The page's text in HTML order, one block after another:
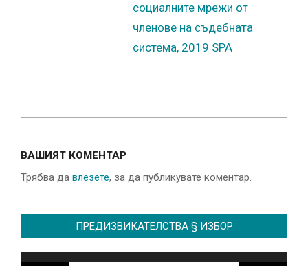
социалните мрежи от
членове на съдебната
система, 2019 SPA
25
ВАШИЯТ КОМЕНТАР
Трябва да влезете, за да публикувате коментар.
ПРЕДИЗВИКАТЕЛСТВА § ИЗБОР
Видео